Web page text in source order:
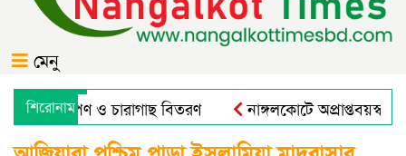
মেনু
শিরোনাম
বৃক্ষরোপণ ও চারাগাছ বিতরণ
নাঙ্গলকোটে অপ্রাপ্তবয়স্ক
এন্ড রুরাল ট্রান্সফরমেশন ফর নিউট্রিশন, এন্টারপ্রেনরশিপ